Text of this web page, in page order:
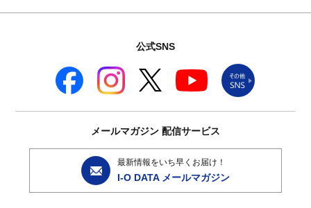
公式SNS
メールマガジン 配信サービス
最新情報をいち早くお届け！
I-O DATA メールマガジン